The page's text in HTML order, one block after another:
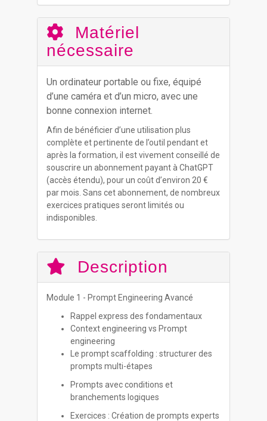
Matériel
nécessaire
Un ordinateur portable ou fixe, équipé
d’une caméra et d’un micro, avec une
bonne connexion internet.
Afin de bénéficier d’une utilisation plus
complète et pertinente de l’outil pendant et
après la formation, il est vivement conseillé de
souscrire un abonnement payant à ChatGPT
(accès étendu), pour un coût d’environ 20 €
par mois. Sans cet abonnement, de nombreux
exercices pratiques seront limités ou
indisponibles.
Description
Module 1 - Prompt Engineering Avancé
Rappel express des fondamentaux
Context engineering vs Prompt
engineering
Le prompt scaffolding : structurer des
prompts multi-étapes
Prompts avec conditions et
branchements logiques
Exercices : Création de prompts experts